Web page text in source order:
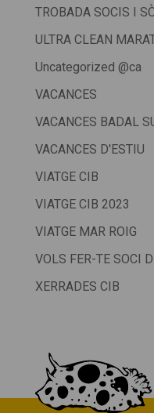
TROBADA SOCIS I
ULTRA CLEAN
Uncategorized @ca
VACANCES
VACANCES BADAL
VACANCES D'ESTIU
VIATGE CIB
VIATGE CIB 2023
VIATGE MAR ROIG
VOLS FER-TE SOCI
XERRADES CIB